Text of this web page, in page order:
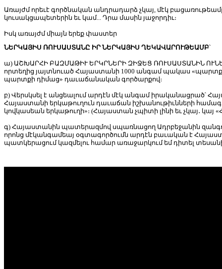
Առայժմ որեւէ գործնական անդրադարձ չկայ, մէկ
կուսակցապետերին եւ կամ... Դրա մասին յաջորդիւ։
Իսկ առայժմ միայն երեք փաստեր
ՆԵՐԿԱՅԻՍ ՌՈՒՍԱՍՏԱՆԸ ԻՐ ՆԵՐԿԱՅԻՍ ՂԵԿԱՎԱՐՈՒԹԵԱՄԲ՝
ա) ԱՇԽԱՐՀԻ ԲԱԶՄԱԹԻՒ ԵՐԿՐՆԵՐԻ ԶԻՋԵՑ ՌՈՒՍԱՍՏԱՆԻՆ
որտեղից յայտնուած Հայաստանի 1000 անգամ պակաս
պարտքի դիմաց» դաւաճանական գործարքով։
բ) Վերսկսել է անցեալում արդէն մէկ անգամ իրականացրած՝
Հայաստանի երկաթուղուն դաւաճան իշխանութիւնների
կովկասեան երկաթուղի»։ (Հայաստան չպիտի լինի եւ չկայ․ կայ
գ) Հայաստանին պատերազմով սպառնացող Ադրբեջանին
որոնց մէկանգամեայ օգտագործումն արդէն բաւական է
պատկերացում կազմելու համար առաջարկում եմ դիտել